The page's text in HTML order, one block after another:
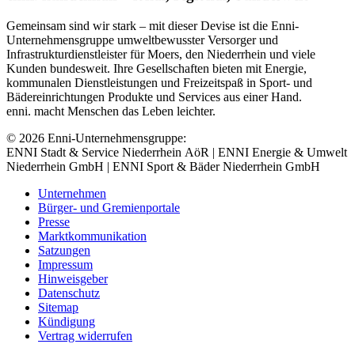
Gemeinsam sind wir stark – mit dieser Devise ist die Enni-
Unternehmensgruppe umweltbewusster Versorger und
Infrastrukturdienstleister für Moers, den Niederrhein und viele
Kunden bundesweit. Ihre Gesellschaften bieten mit Energie,
kommunalen Dienstleistungen und Freizeitspaß in Sport- und
Bädereinrichtungen Produkte und Services aus einer Hand.
enni. macht Menschen das Leben leichter.
© 2026 Enni-Unternehmensgruppe:
ENNI Stadt & Service Niederrhein AöR | ENNI Energie & Umwelt
Niederrhein GmbH | ENNI Sport & Bäder Niederrhein GmbH
Unternehmen
Bürger- und Gremienportale
Presse
Marktkommunikation
Satzungen
Impressum
Hinweisgeber
Datenschutz
Sitemap
Kündigung
Vertrag widerrufen